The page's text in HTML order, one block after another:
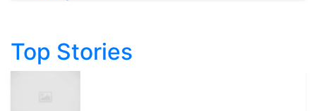
Top Stories